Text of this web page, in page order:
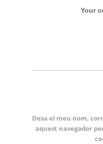
Desa el meu nom,
aquest navegador